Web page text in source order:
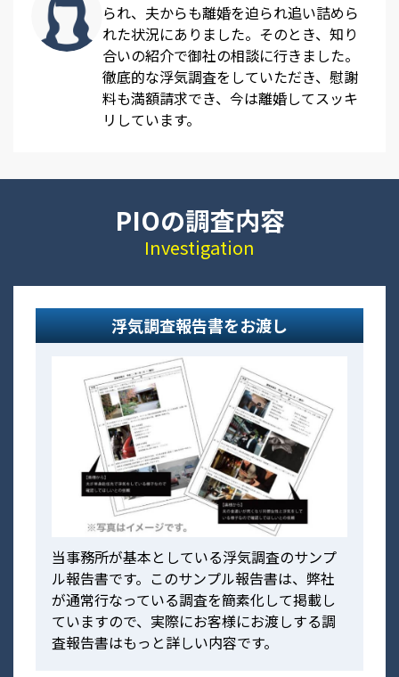
られ、夫からも離婚を迫られ追い詰めら
れた状況にありました。そのとき、知り
合いの紹介で御社の相談に行きました。
徹底的な浮気調査をしていただき、慰謝
料も満額請求でき、今は離婚してスッキ
リしています。
PIOの調査内容
Investigation
浮気調査報告書をお渡し
当事務所が基本としている浮気調査のサンプ
ル報告書です。このサンプル報告書は、弊社
が通常行なっている調査を簡素化して掲載し
ていますので、実際にお客様にお渡しする調
査報告書はもっと詳しい内容です。